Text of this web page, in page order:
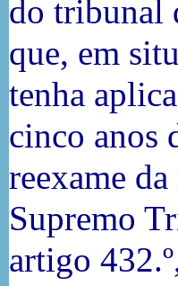
do tribunal
que, em
tenha
cinco anos
reexame
Supremo
artigo